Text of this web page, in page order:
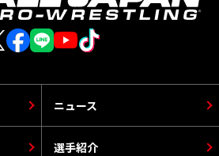
選手紹介
ニュース